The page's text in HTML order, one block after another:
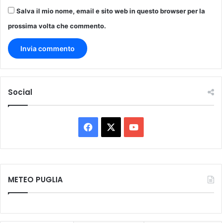
Salva il mio nome, email e sito web in questo browser per la
prossima volta che commento.
Social
a
c
o
u
METEO PUGLIA